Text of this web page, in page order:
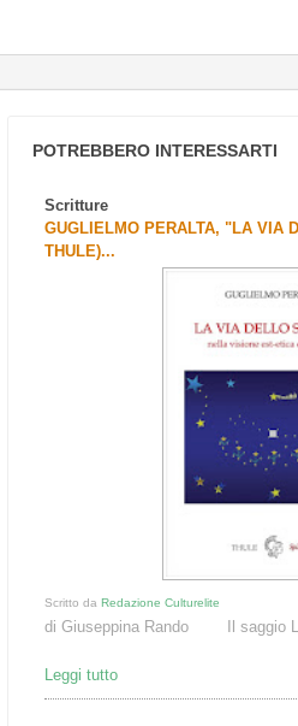
POTREBBERO INTERESSARTI
Scritture
GUGLIELMO PERALTA, "LA VIA
THULE)...
Scritto daRedazione Culturelite
di Giuseppina Rando Il saggio
Leggi tutto